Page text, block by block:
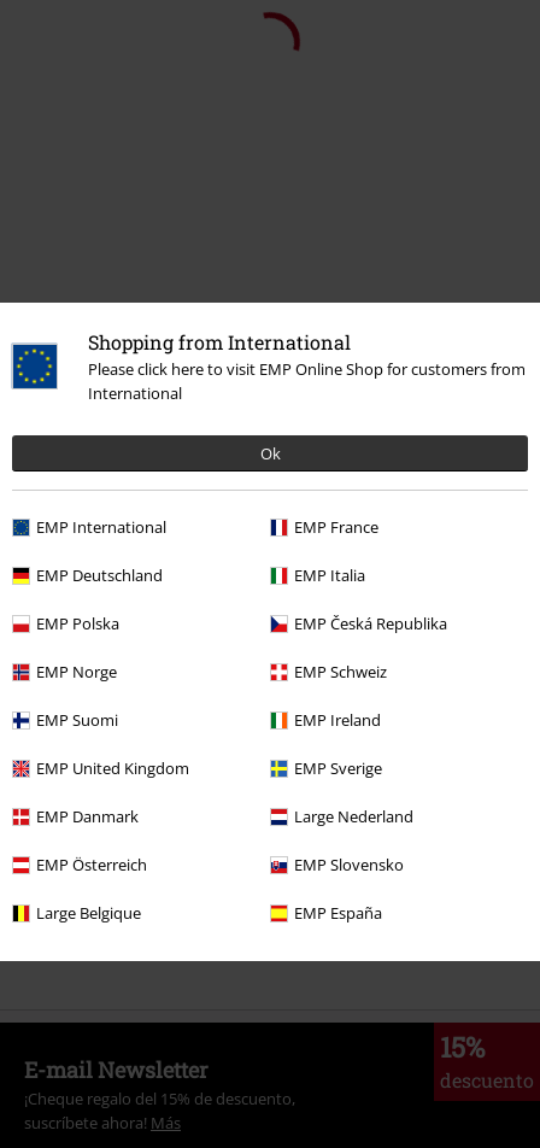
Shopping from International
Please click here to visit EMP Online Shop for customers from
International
Ok
EMP International EMP France
EMP Deutschland EMP Italia
EMP Polska EMP Česká Republika
EMP Norge EMP Schweiz
EMP Suomi EMP Ireland
EMP United Kingdom EMP Sverige
EMP Danmark Large Nederland
EMP Österreich EMP Slovensko
Large Belgique EMP España
59,99 €
Más categorías. Más opciones
Ropa & accesorios Vestidos
Estilos Ropa negra Vestidos negros
Mujer Ropa Vestidos Midi
Marcas Ropa Voodoo Vixen Vestidos Vestidos Midi
Estilos Rockabilly Rockabilly Mujer
¡Cheque regalo del 15% de descuento,
Doy mi consentimiento para recibir la newsletter de EMP y acepto que